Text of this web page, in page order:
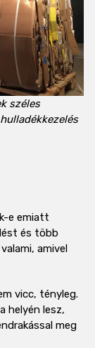
széles
e emiatt
és több
amivel
vicc, tényleg.
helyén lesz,
meg